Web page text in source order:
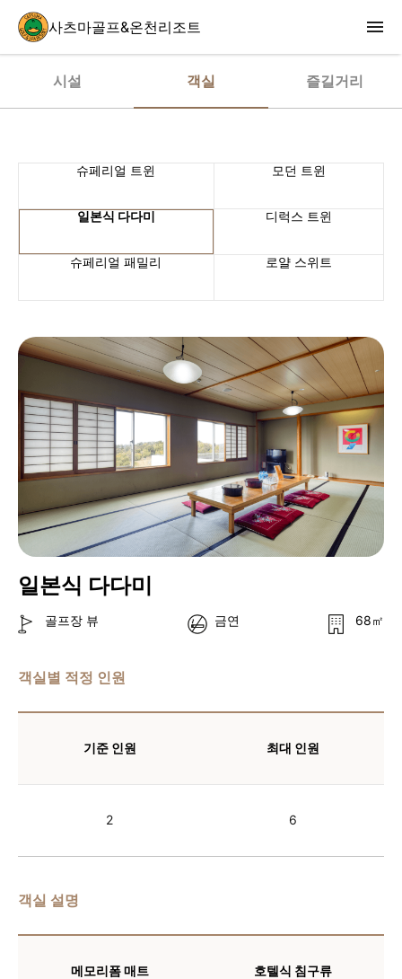
사츠마골프&온천리조트
시설 객실 즐길거리
슈페리얼 트윈 모던 트윈
일본식 다다미 디럭스 트윈
슈페리얼 패밀리 로얄 스위트
일본식 다다미
골프장 뷰 금연 68㎡
객실별 적정 인원
기준 인원 최대 인원
2 6
객실 설명
메모리폼 매트 호텔식 침구류